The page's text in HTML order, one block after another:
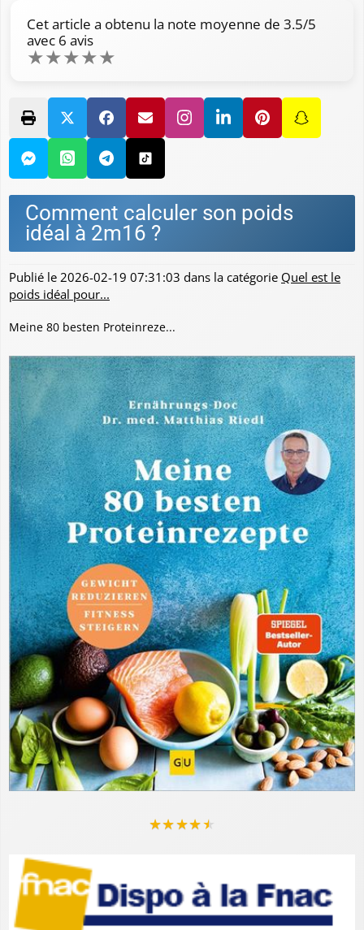
Cet article a obtenu la note moyenne de 3.5/5
avec 6 avis
★★★★★
Comment calculer son poids
idéal à 2m16 ?
Publié le 2026-02-19 07:31:03 dans la catégorie Quel est le
poids idéal pour...
Meine 80 besten Proteinreze...
★★★★★